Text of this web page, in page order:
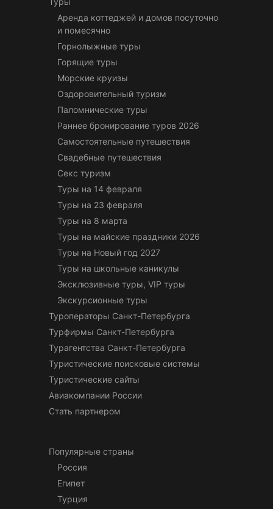
Аренда коттеджей и домов посуточно
и помесячно
Горнолыжные туры
Горящие туры
Морские круизы
Оздоровительный туризм
Паломнические туры
Раннее бронирование туров 2026
Самостоятельные путешествия
Свадебные путешествия
Секс туризм
Туры на 14 февраля
Туры на 23 февраля
Туры на 8 марта
Туры на майские праздники 2026
Туры на Новый год 2027
Туры на школьные каникулы
Эксклюзивные туры, VIP туры
Экскурсионные туры
Туроператоры Санкт-Петербурга
Турфирмы Санкт-Петербурга
Турагентства Санкт-Петербурга
Туристические поисковые системы
Туристические сайты
Авиакомпании России
Стать партнером
Популярные страны
Россия
Египет
Турция